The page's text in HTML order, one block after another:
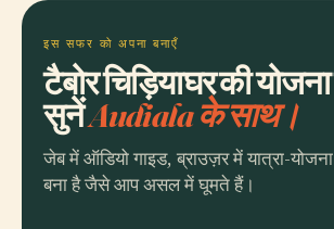
इस सफर को अपना बनाएँ
टैबोर चिड़ियाघर की
सुनेंAudiala के साथ।
जेब में ऑडियो गाइड, ब्राउज़र में यात्रा-
बना है जैसे आप असल में घूमते हैं।